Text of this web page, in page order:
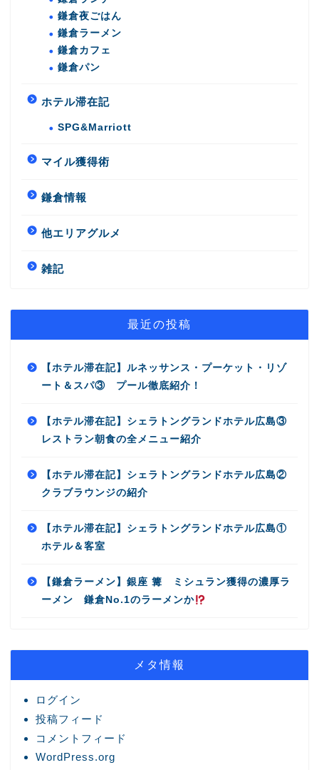
鎌倉夜ごはん
鎌倉ラーメン
鎌倉カフェ
鎌倉パン
ホテル滞在記
SPG&Marriott
マイル獲得術
鎌倉情報
他エリアグルメ
雑記
最近の投稿
【ホテル滞在記】ルネッサンス・プーケット・リゾ
ート＆スパ③ プール徹底紹介！
【ホテル滞在記】シェラトングランドホテル広島③
レストラン朝食の全メニュー紹介
【ホテル滞在記】シェラトングランドホテル広島②
クラブラウンジの紹介
【ホテル滞在記】シェラトングランドホテル広島①
ホテル＆客室
【鎌倉ラーメン】銀座 篝 ミシュラン獲得の濃厚ラ
ーメン 鎌倉No.1のラーメンか
メタ情報
ログイン
投稿フィード
コメントフィード
WordPress.org